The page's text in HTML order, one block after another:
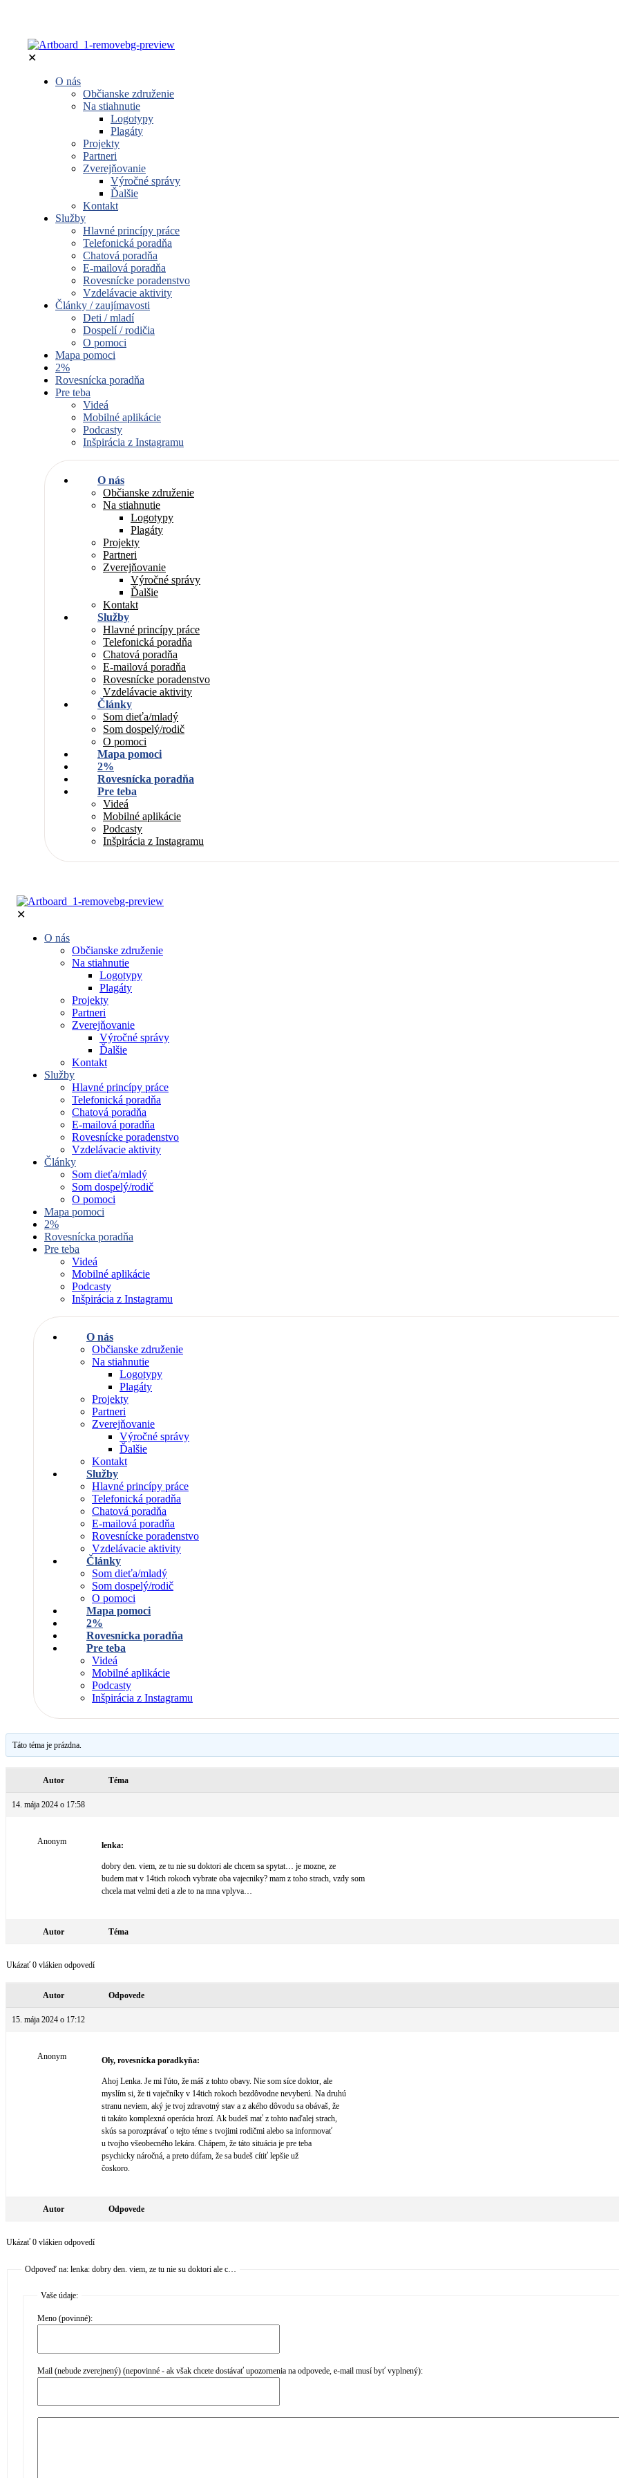
✕
O nás
Občianske združenie
Na stiahnutie
Logotypy
Plagáty
Projekty
Partneri
Zverejňovanie
Výročné správy
Ďalšie
Kontakt
Služby
Hlavné princípy práce
Telefonická poradňa
Chatová poradňa
E-mailová poradňa
Rovesnícke poradenstvo
Vzdelávacie aktivity
Články / zaujímavosti
Deti / mladí
Dospelí / rodičia
O pomoci
Mapa pomoci
2%
Rovesnícka poradňa
Pre teba
Videá
Mobilné aplikácie
Podcasty
Inšpirácia z Instagramu
O nás
Občianske združenie
Na stiahnutie
Logotypy
Plagáty
Projekty
Partneri
Zverejňovanie
Výročné správy
Ďalšie
Kontakt
Služby
Hlavné princípy práce
Telefonická poradňa
Chatová poradňa
E-mailová poradňa
Rovesnícke poradenstvo
Vzdelávacie aktivity
Články
Som dieťa/mladý
Som dospelý/rodič
O pomoci
Mapa pomoci
2%
Rovesnícka poradňa
Pre teba
Videá
Mobilné aplikácie
Podcasty
Inšpirácia z Instagramu
✕
O nás
Občianske združenie
Na stiahnutie
Logotypy
Plagáty
Projekty
Partneri
Zverejňovanie
Výročné správy
Ďalšie
Kontakt
Služby
Hlavné princípy práce
Telefonická poradňa
Chatová poradňa
E-mailová poradňa
Rovesnícke poradenstvo
Vzdelávacie aktivity
Články
Som dieťa/mladý
Som dospelý/rodič
O pomoci
Mapa pomoci
2%
Rovesnícka poradňa
Pre teba
Videá
Mobilné aplikácie
Podcasty
Inšpirácia z Instagramu
O nás
Občianske združenie
Na stiahnutie
Logotypy
Plagáty
Projekty
Partneri
Zverejňovanie
Výročné správy
Ďalšie
Kontakt
Služby
Hlavné princípy práce
Telefonická poradňa
Chatová poradňa
E-mailová poradňa
Rovesnícke poradenstvo
Vzdelávacie aktivity
Články
Som dieťa/mladý
Som dospelý/rodič
O pomoci
Mapa pomoci
2%
Rovesnícka poradňa
Pre teba
Videá
Mobilné aplikácie
Podcasty
Inšpirácia z Instagramu
Táto téma je prázdna.
Autor Téma
14. mája 2024 o 17:58
Anonym lenka:
dobry den. viem, ze tu nie su doktori ale chcem sa spytat… je mozne, ze
budem mat v 14tich rokoch vybrate oba vajecniky? mam z toho strach, vzdy som
chcela mat velmi deti a zle to na mna vplyva…
Autor Téma
Ukázať 0 vlákien odpovedí
Autor Odpovede
15. mája 2024 o 17:12
Anonym Oly, rovesnícka poradkyňa:
Ahoj Lenka. Je mi ľúto, že máš z tohto obavy. Nie som síce doktor, ale
myslím si, že ti vaječníky v 14tich rokoch bezdôvodne nevyberú. Na druhú
stranu neviem, aký je tvoj zdravotný stav a z akého dôvodu sa obávaš, že
ti takáto komplexná operácia hrozí. Ak budeš mať z tohto naďalej strach,
skús sa porozprávať o tejto téme s tvojimi rodičmi alebo sa informovať
u tvojho všeobecného lekára. Chápem, že táto situácia je pre teba
psychicky náročná, a preto dúfam, že sa budeš cítiť lepšie už
čoskoro.
Autor Odpovede
Ukázať 0 vlákien odpovedí
Odpoveď na: lenka: dobry den. viem, ze tu nie su doktori ale c…
Vaše údaje:
Meno (povinné):
Mail (nebude zverejnený) (nepovinné - ak však chcete dostávať upozornenia na odpovede, e-mail musí byť vyplnený):